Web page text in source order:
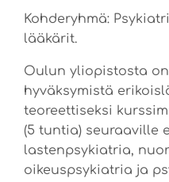
Kohderyhmä:
lääkärit.
Oulun yliopistosta
hyväksymistä
teoreettiseksi
(5 tuntia) seuraaville
lastenpsykiatria,
oikeuspsykiatria ja